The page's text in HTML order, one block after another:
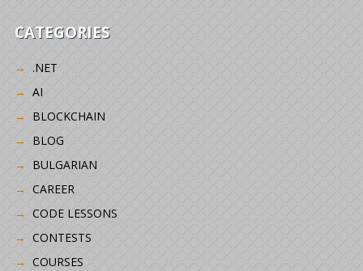
CATEGORIES
.NET
AI
BLOCKCHAIN
BLOG
BULGARIAN
CAREER
CODE LESSONS
CONTESTS
COURSES